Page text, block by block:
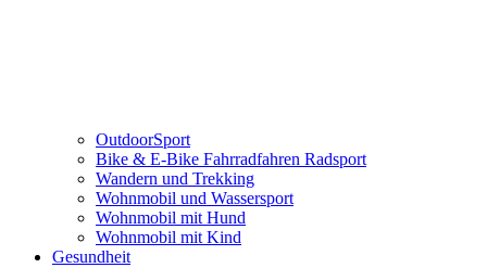
OutdoorSport
Bike & E-Bike Fahrradfahren Radsport
Wandern und Trekking
Wohnmobil und Wassersport
Wohnmobil mit Hund
Wohnmobil mit Kind
Gesundheit